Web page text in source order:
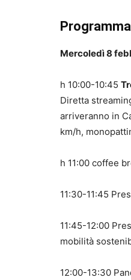
Mercoledì 8
h 10:00-10:45
Diretta
arriveranno in
km/h,
h 11:00 coffee
11:30-11:45
11:45-12:00
mobilità
12:00-13:30